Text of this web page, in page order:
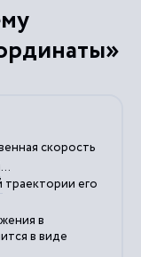
скорость
...
траектории его
в
в виде